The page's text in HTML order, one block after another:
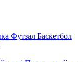
Футзал Баскетбол